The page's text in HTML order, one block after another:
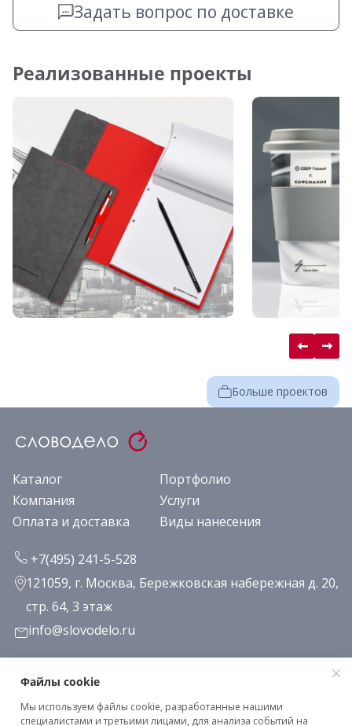
Задать вопрос по доставке
Реализованные проекты
Больше проектов
Каталог
Портфолио
Компания
Услуги
Оплата и доставка
Виды нанесения
+7(495) 241-5-528
121059, г. Москва, Бережковская набережная д. 20,
стр. 64, 3 этаж
info@slovodelo.ru
Заказать звонок
Подписаться на рассылку
Файлы cookie
Мы используем файлы cookie, разработанные нашими
специалистами и третьими лицами, для анализа событий на